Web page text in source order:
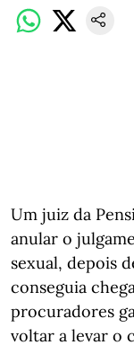
Um juiz da
anular o
sexual, depois
conseguia
procuradores
voltar a levar o